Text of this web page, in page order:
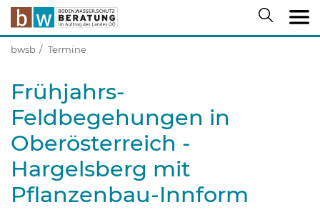
bwsb Termine
Frühjahrs-
Feldbegehungen in
Oberösterreich -
Hargelsberg mit
Pflanzenbau-Innform